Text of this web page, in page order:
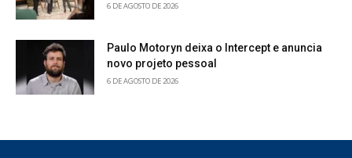
6 DE AGOSTO DE 2026
Paulo Motoryn deixa o Intercept e anuncia
novo projeto pessoal
6 DE AGOSTO DE 2026